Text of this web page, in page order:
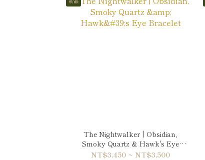
The Nightwalker | Obsidian,
Smoky Quartz & Hawk's Eye
Bracelet
NT$3,450 ~ NT$3,500